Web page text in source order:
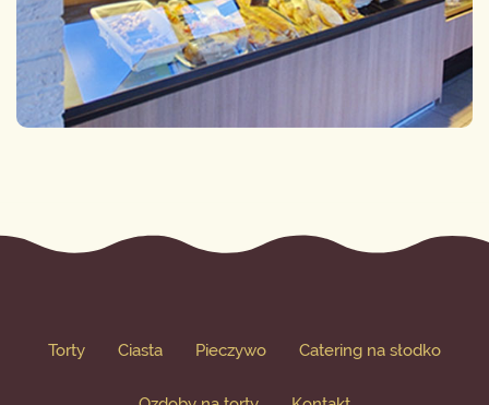
Torty Ciasta Pieczywo Catering na słodko